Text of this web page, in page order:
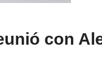
con